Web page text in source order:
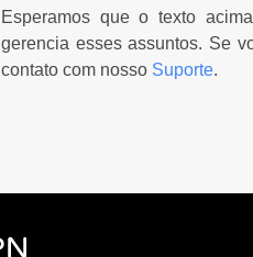
Esperamos que o texto
gerencia esses assuntos. Se
contato com nosso Suporte.